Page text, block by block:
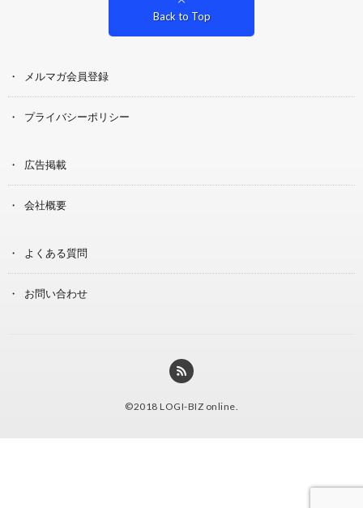
Back to Top
メルマガ会員登録
プライバシーポリシー
広告掲載
会社概要
よくある質問
お問い合わせ
©2018 LOGI-BIZ online